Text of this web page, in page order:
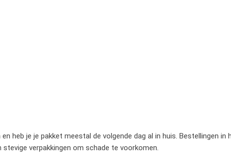
heb je je pakket meestal de volgende dag al in huis. Bestellingen in
verpakkingen om schade te voorkomen.